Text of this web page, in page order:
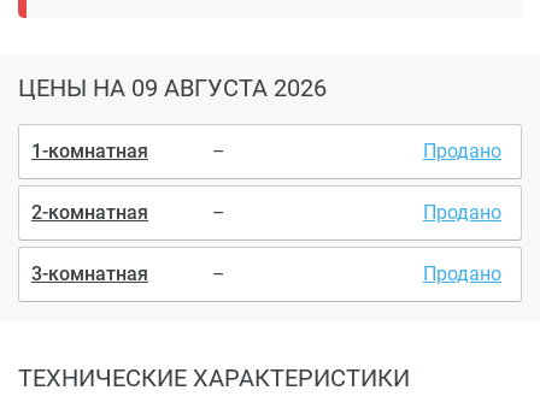
ЦЕНЫ НА 09 АВГУСТА 2026
1-комнатная – Продано
2-комнатная – Продано
3-комнатная – Продано
ТЕХНИЧЕСКИЕ ХАРАКТЕРИСТИКИ